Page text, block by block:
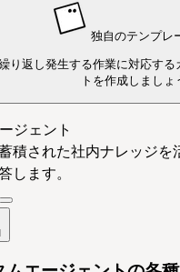
独自のテンプレ
り返し発生する作業に対応する
トを作成しましょ
ジェント
積された社内ナレッジを
します。